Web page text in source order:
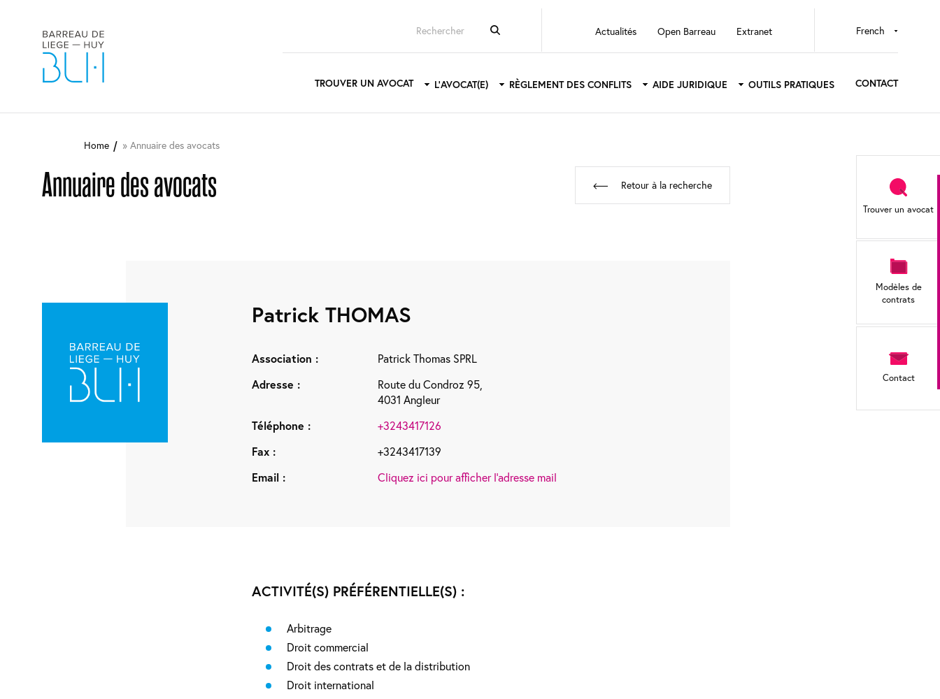
Aller
Select
Top
menu
Actualités Open Barreau Extranet
Main
navigation
TROUVER UN AVOCAT L'AVOCAT(E) RÈGLEMENT DES CONFLITS AIDE JURIDIQUE OUTILS PRATIQUES CONTACT
Sidebar
menu
Trouver un avocat
Modèles de
contrats
Contact
Home Annuaire des avocats
Annuaire des avocats Retour à la recherche
Patrick THOMAS
Association :
Patrick Thomas SPRL
Adresse :
Route du Condroz 95,
4031 Angleur
Téléphone :
+3243417126
Fax :
+3243417139
Email :
Cliquez ici pour afficher l'adresse mail
ACTIVITÉ(S) PRÉFÉRENTIELLE(S) :
Arbitrage
Droit commercial
Droit des contrats et de la distribution
Droit international